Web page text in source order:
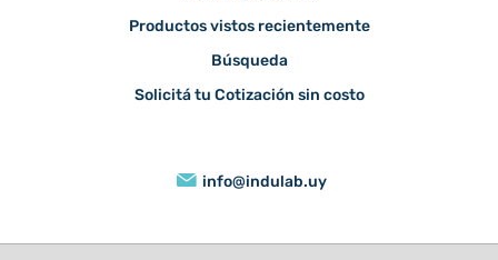
Productos vistos recientemente
Búsqueda
Solicitá tu Cotización sin costo
info@indulab.uy